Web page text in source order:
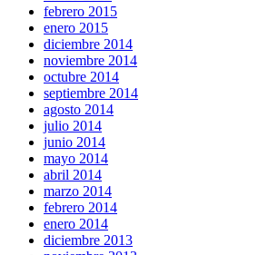
febrero 2015
enero 2015
diciembre 2014
noviembre 2014
octubre 2014
septiembre 2014
agosto 2014
julio 2014
junio 2014
mayo 2014
abril 2014
marzo 2014
febrero 2014
enero 2014
diciembre 2013